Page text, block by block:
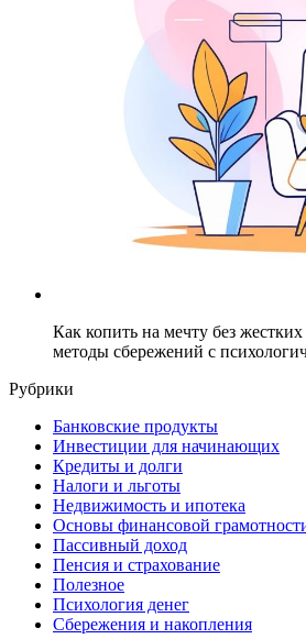
Как копить на мечту без
методы сбережений с
Рубрики
Банковские продукты
Инвестиции для начинающих
Кредиты и долги
Налоги и льготы
Недвижимость и ипотека
Основы финансовой
Пассивный доход
Пенсия и страхование
Полезное
Психология денег
Сбережения и накопления